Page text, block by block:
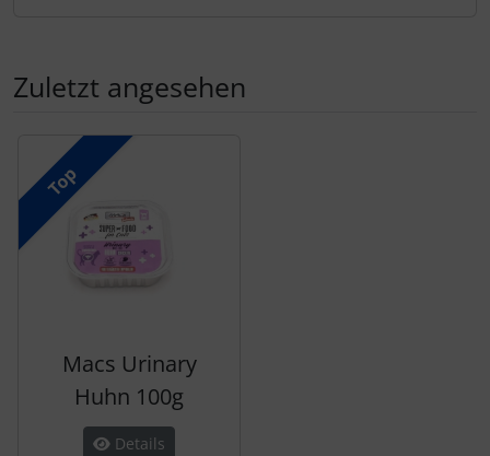
Zuletzt angesehen
Es folgt ein Produktslider - navigieren Sie mit der Tab-
Top
Macs Urinary
Huhn 100g
Details